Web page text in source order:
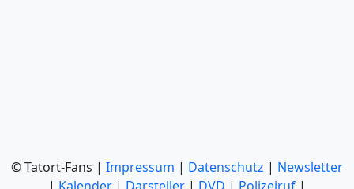
© Tatort-Fans | Impressum | Datenschutz | Newsletter